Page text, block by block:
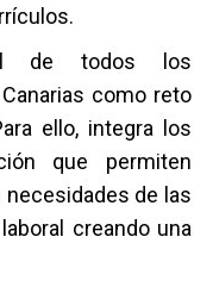
de todos los
como reto
ello, integra los
que permiten
de las
creando una